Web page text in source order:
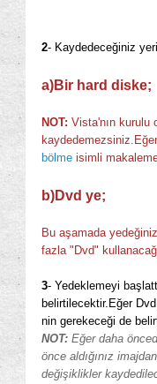
2- Kaydedeceğiniz
a)Bir hard diske;
NOT: Vista'nın kurulu
bölme isimli
b)Dvd ye;
Bu aşamada
fazla "Dvd"
3- Yedeklemeyi
belirtilecektir.Eğer
nin gerekeceği de
NOT: Eğer daha
önce aldığınız
değişiklikler